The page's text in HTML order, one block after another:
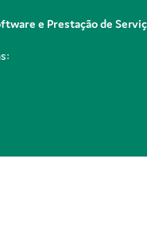
e Prestação de